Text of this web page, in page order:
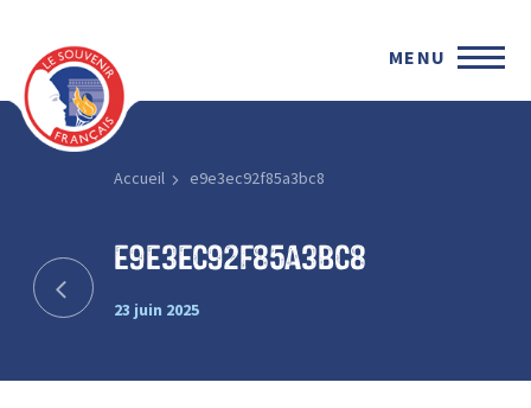
MENU
Accueil e9e3ec92f85a3bc8
e9e3ec92f85a3bc8
23 juin 2025